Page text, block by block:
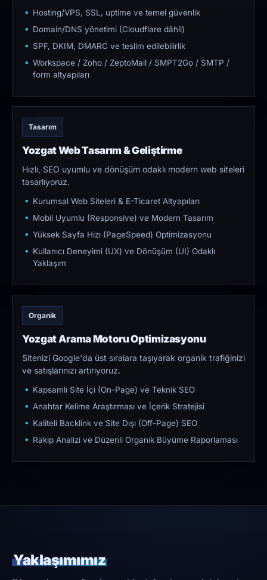
Hosting/VPS, SSL, uptime ve temel güvenlik
Domain/DNS yönetimi (Cloudflare dâhil)
SPF, DKIM, DMARC ve teslim edilebilirlik
Workspace / Zoho / ZeptoMail / SMPT2Go / SMTP /
form altyapıları
Tasarım
Yozgat Web Tasarım & Geliştirme
Hızlı, SEO uyumlu ve dönüşüm odaklı modern web siteleri
tasarlıyoruz.
Kurumsal Web Siteleri & E-Ticaret Altyapıları
Mobil Uyumlu (Responsive) ve Modern Tasarım
Yüksek Sayfa Hızı (PageSpeed) Optimizasyonu
Kullanıcı Deneyimi (UX) ve Dönüşüm (UI) Odaklı
Yaklaşım
Organik
Yozgat Arama Motoru Optimizasyonu
Sitenizi Google'da üst sıralara taşıyarak organik trafiğinizi
ve satışlarınızı artırıyoruz.
Kapsamlı Site İçi (On-Page) ve Teknik SEO
Anahtar Kelime Araştırması ve İçerik Stratejisi
Kaliteli Backlink ve Site Dışı (Off-Page) SEO
Rakip Analizi ve Düzenli Organik Büyüme Raporlaması
Yaklaşımımız